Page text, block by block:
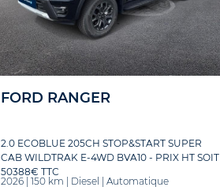
FORD RANGER
2.0 ECOBLUE 205CH STOP&START SUPER
CAB WILDTRAK E-4WD BVA10 - PRIX HT SOIT
50388€ TTC
2026| 150 km Diesel Automatique